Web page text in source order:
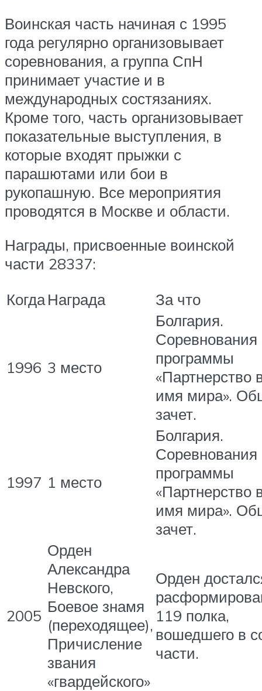
Воинская часть начиная с 1995
года регулярно организовывает
соревнования, а группа СпН
принимает участие и в
международных состязаниях.
Кроме того, часть организовывает
показательные выступления, в
которые входят прыжки с
парашютами или бои в
рукопашную. Все мероприятия
проводятся в Москве и области.
Награды, присвоенные воинской
части 28337:
КогдаНаграда За что
1996 3 место
Болгария.
Соревнования
программы
«Партнерство
имя мира».
зачет.
1997 1 место
Болгария.
Соревнования
программы
«Партнерство
имя мира».
зачет.
2005
Орден
Александра
Невского,
Боевое знамя
(переходящее),
Причисление
звания
«гвардейского»
Орден
119 полка,
вошедшего в
части.